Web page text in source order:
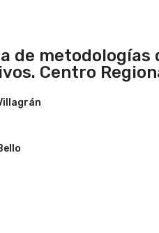
de
Centro